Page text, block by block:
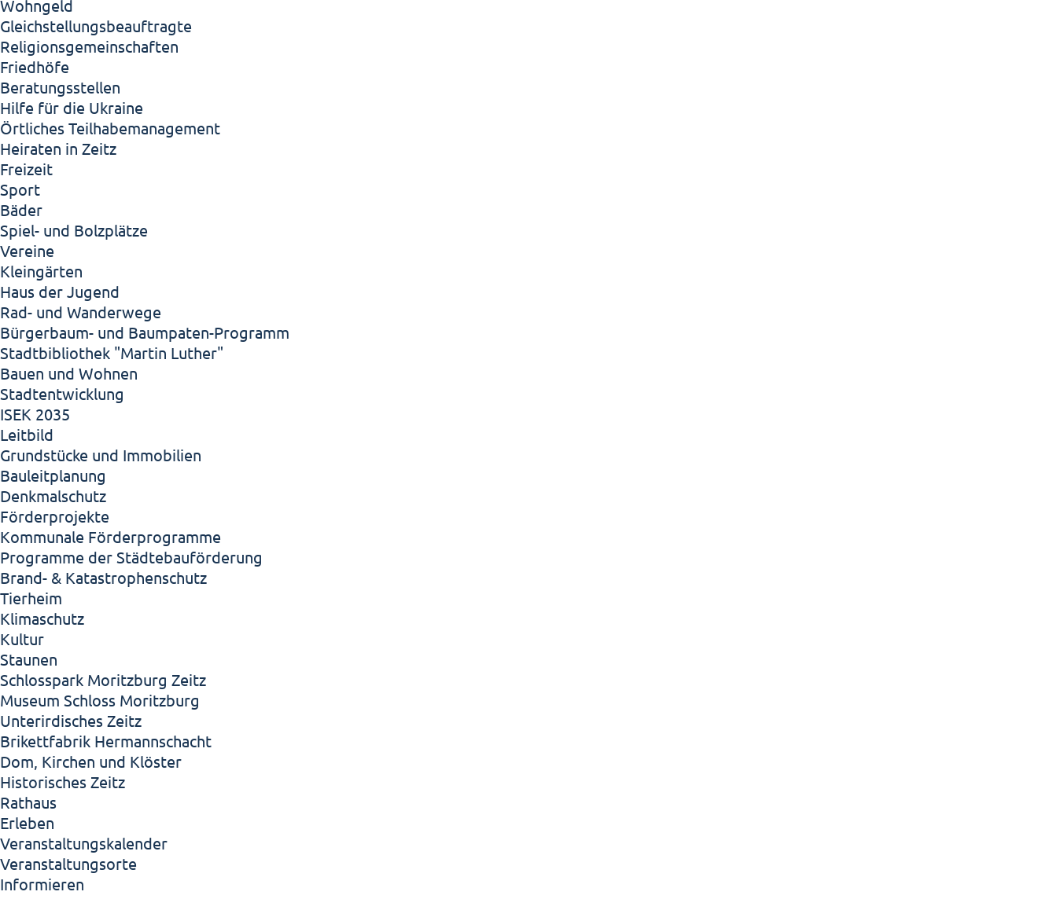
Wohngeld
Gleichstellungsbeauftragte
Religionsgemeinschaften
Friedhöfe
Beratungsstellen
Hilfe für die Ukraine
Örtliches Teilhabemanagement
Heiraten in Zeitz
Freizeit
Sport
Bäder
Spiel- und Bolzplätze
Vereine
Kleingärten
Haus der Jugend
Rad- und Wanderwege
Bürgerbaum- und Baumpaten-Programm
Stadtbibliothek "Martin Luther"
Bauen und Wohnen
Stadtentwicklung
ISEK 2035
Leitbild
Grundstücke und Immobilien
Bauleitplanung
Denkmalschutz
Förderprojekte
Kommunale Förderprogramme
Programme der Städtebauförderung
Brand- & Katastrophenschutz
Tierheim
Klimaschutz
Kultur
Staunen
Schlosspark Moritzburg Zeitz
Museum Schloss Moritzburg
Unterirdisches Zeitz
Brikettfabrik Hermannschacht
Dom, Kirchen und Klöster
Historisches Zeitz
Rathaus
Erleben
Veranstaltungskalender
Veranstaltungsorte
Informieren